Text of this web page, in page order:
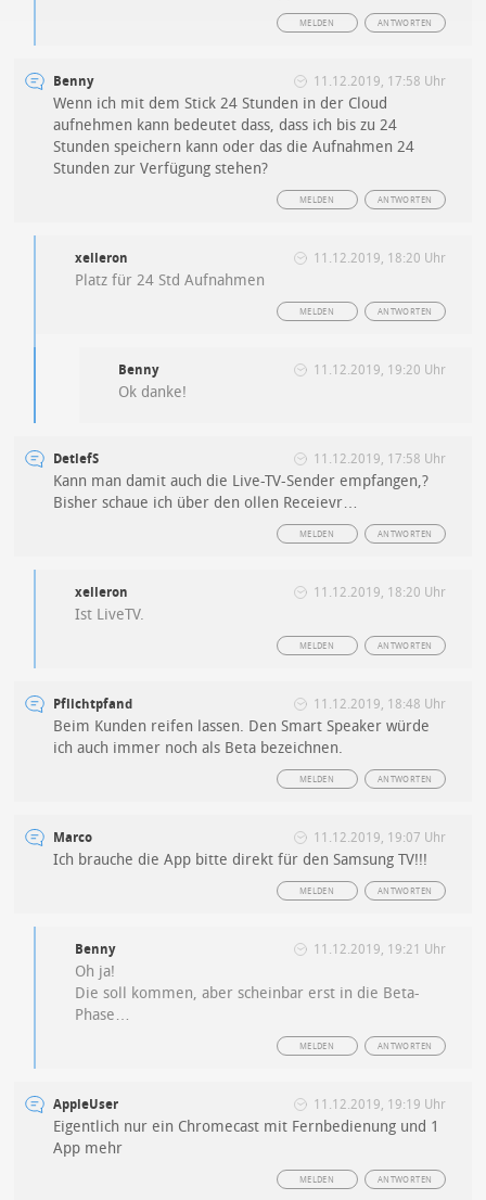
ANTWORTEN
MELDEN
Benny 11.12.2019, 17:58 Uhr
Wenn ich mit dem Stick 24 Stunden in der Cloud
aufnehmen kann bedeutet dass, dass ich bis zu 24
Stunden speichern kann oder das die Aufnahmen 24
Stunden zur Verfügung stehen?
ANTWORTEN
MELDEN
xelleron 11.12.2019, 18:20 Uhr
Platz für 24 Std Aufnahmen
ANTWORTEN
MELDEN
Benny 11.12.2019, 19:20 Uhr
Ok danke!
DetlefS 11.12.2019, 17:58 Uhr
Kann man damit auch die Live-TV-Sender empfangen,?
Bisher schaue ich über den ollen Receievr…
ANTWORTEN
MELDEN
xelleron 11.12.2019, 18:20 Uhr
Ist LiveTV.
ANTWORTEN
MELDEN
Pflichtpfand 11.12.2019, 18:48 Uhr
Beim Kunden reifen lassen. Den Smart Speaker würde
ich auch immer noch als Beta bezeichnen.
ANTWORTEN
MELDEN
Marco 11.12.2019, 19:07 Uhr
Ich brauche die App bitte direkt für den Samsung TV!!!
ANTWORTEN
MELDEN
Benny 11.12.2019, 19:21 Uhr
Oh ja!
Die soll kommen, aber scheinbar erst in die Beta-
Phase…
ANTWORTEN
MELDEN
AppleUser 11.12.2019, 19:19 Uhr
Eigentlich nur ein Chromecast mit Fernbedienung und 1
App mehr
ANTWORTEN
MELDEN